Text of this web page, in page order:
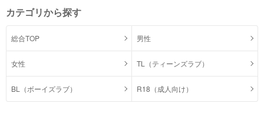
カテゴリから探す
総合TOP 男性
女性 TL（ティーンズラブ）
BL（ボーイズラブ） R18（成人向け）